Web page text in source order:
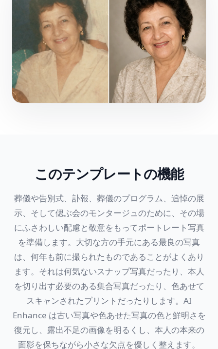
このテンプレートの機能
葬儀や告別式、訃報、葬儀のプログラム、追悼の展
示、そして偲ぶ会のモンタージュのために、その場
にふさわしい配慮と敬意をもってポートレート写真
を準備します。大切な方の手元にある最良の写真
は、何年も前に撮られたものであることがよくあり
ます。それは何気ないスナップ写真だったり、本人
を切り出す必要のある集合写真だったり、色あせて
スキャンされたプリントだったりします。AI
Enhance は古い写真や色あせた写真の色と鮮明さを
復元し、露出不足の画像を明るくし、本人の本来の
面影を保ちながら小さな欠点を優しく整えます。